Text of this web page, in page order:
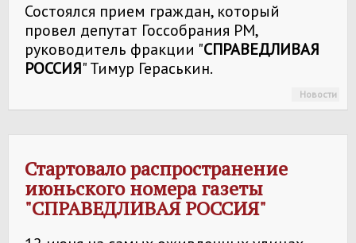
Состоялся прием граждан, который
провел депутат Госсобрания РМ,
руководитель фракции "СПРАВЕДЛИВАЯ
РОССИЯ" Тимур Гераськин.
Новости
Стартовало распространение
июньского номера газеты
"СПРАВЕДЛИВАЯ РОССИЯ"